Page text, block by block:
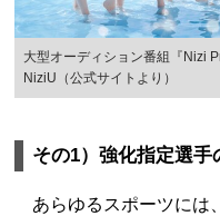
大型オーディション番組『Nizi
NiziU（公式サイトより）
その1）強化指定選手
あらゆるスポーツには